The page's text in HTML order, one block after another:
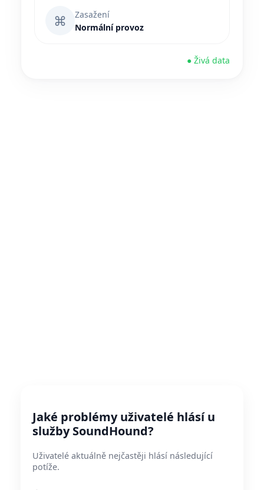
⌘
Zasažení
Normální provoz
● Živá data
Jaké problémy uživatelé hlásí u
služby SoundHound?
Uživatelé aktuálně nejčastěji hlásí následující
potíže.